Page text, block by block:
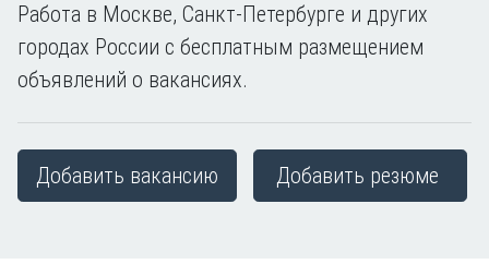
Работа в Москве, Санкт-Петербурге и других
городах России с бесплатным размещением
объявлений о вакансиях.
Добавить вакансию Добавить резюме